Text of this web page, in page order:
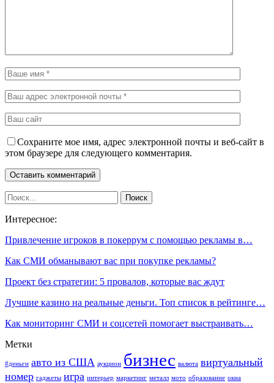
Сохраните мое имя, адрес электронной почты и веб-сайт в
этом браузере для следующего комментария.
Интересное:
Привлечение игроков в покеррум с помощью рекламы в…
Как СМИ обманывают вас при покупке рекламы?
Проект без стратегии: 5 провалов, которые вас ждут
Лучшие казино на реальные деньги. Топ список в рейтинге…
Как мониторинг СМИ и соцсетей помогает выстраивать…
Метки
#деньги авто из США аукцион бизнес валюта виртуальный
номер гаджеты игра интерьер маркетинг металл мото образование окна